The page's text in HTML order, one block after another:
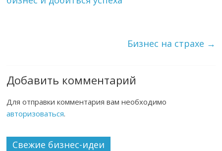
Бизнес на страхе →
Добавить комментарий
Для отправки комментария вам необходимо
авторизоваться.
Свежие бизнес-идеи